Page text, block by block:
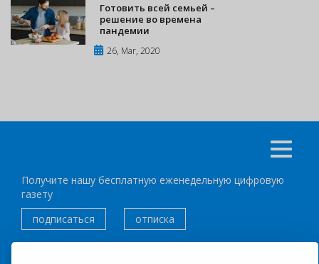
Готовить всей семьей –
решение во времена
пандемии
26, Mar, 2020
Получите нашу бесплатную еженедельную цифровую
газету
подписаться
отписка